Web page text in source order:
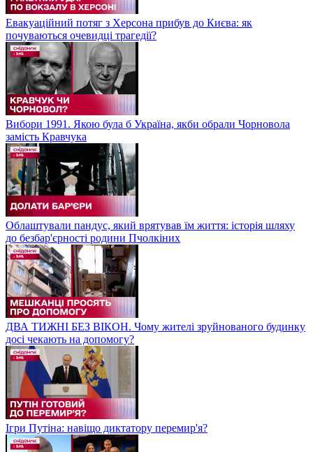
Евакуаційний потяг з Херсона прибув до Києва: як
почуваються очевидці трагедії?
Вибори 1991. Якою була б Україна, якби обрали Чорновола
замість Кравчука
Облаштували пандус, який врятував їм життя: історія шляху
до безбар'єрності родини Пчолкіних
ДВА ТИЖНІ БЕЗ ВІКОН. Чому жителі зруйнованого будинку
досі чекають на допомогу?
Ігри Путіна: навіщо диктатору перемир'я?